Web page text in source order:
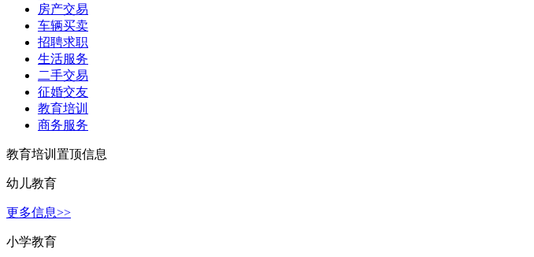
房产交易
车辆买卖
招聘求职
生活服务
二手交易
征婚交友
教育培训
商务服务
教育培训置顶信息
幼儿教育
更多信息>>
小学教育